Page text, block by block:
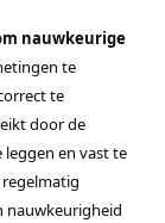
nauwkeurige
te
te
door de
en vast te
nauwkeurigheid